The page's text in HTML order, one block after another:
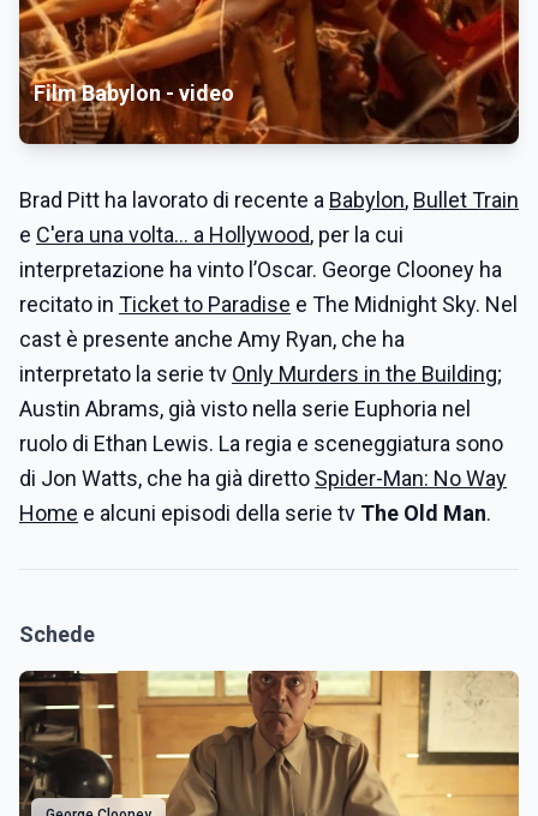
Film Babylon - video
Brad Pitt ha lavorato di recente a Babylon, Bullet Train
e C'era una volta... a Hollywood, per la cui
interpretazione ha vinto l’Oscar. George Clooney ha
recitato in Ticket to Paradise e The Midnight Sky. Nel
cast è presente anche Amy Ryan, che ha
interpretato la serie tv Only Murders in the Building;
Austin Abrams, già visto nella serie Euphoria nel
ruolo di Ethan Lewis. La regia e sceneggiatura sono
di Jon Watts, che ha già diretto Spider-Man: No Way
Home e alcuni episodi della serie tv The Old Man.
Schede